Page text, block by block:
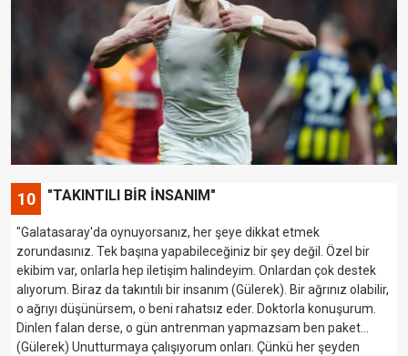
10 "TAKINTILI BİR İNSANIM"
"Galatasaray'da oynuyorsanız, her şeye dikkat etmek
zorundasınız. Tek başına yapabileceğiniz bir şey değil. Özel bir
ekibim var, onlarla hep iletişim halindeyim. Onlardan çok destek
alıyorum. Biraz da takıntılı bir insanım (Gülerek). Bir ağrınız olabilir,
o ağrıyı düşünürsem, o beni rahatsız eder. Doktorla konuşurum.
Dinlen falan derse, o gün antrenman yapmazsam ben paket...
(Gülerek) Unutturmaya çalışıyorum onları. Çünkü her şeyden